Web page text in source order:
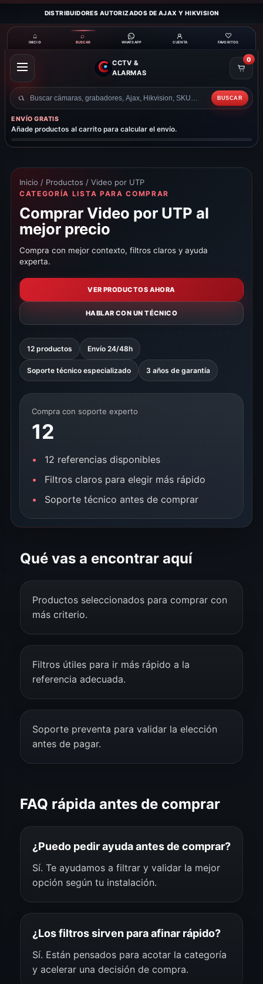
DISTRIBUIDORES AUTORIZADOS DE AJAX Y HIKVISION
⌂
INICIO
⌕
BUSCAR WHATSAPP CUENTA
♡
FAVORITOS
ABRIR
MENÚ
CCTV &
ALARMAS
Buscar
productos
BUSCAR
0
ENVÍO GRATIS
Añade productos al carrito para calcular el envío.
Inicio / Productos / Video por UTP
CATEGORÍA LISTA PARA COMPRAR
Comprar Video por UTP al
mejor precio
Compra con mejor contexto, filtros claros y ayuda
experta.
VER PRODUCTOS AHORA
HABLAR CON UN TÉCNICO
12 productos Envío 24/48h
Soporte técnico especializado 3 años de garantía
Compra con soporte experto
12
12 referencias disponibles
Filtros claros para elegir más rápido
Soporte técnico antes de comprar
Qué vas a encontrar aquí
Productos seleccionados para comprar con
más criterio.
Filtros útiles para ir más rápido a la
referencia adecuada.
Soporte preventa para validar la elección
antes de pagar.
FAQ rápida antes de comprar
¿Puedo pedir ayuda antes de comprar?
Sí. Te ayudamos a filtrar y validar la mejor
opción según tu instalación.
¿Los filtros sirven para afinar rápido?
Sí. Están pensados para acotar la categoría
y acelerar una decisión de compra.